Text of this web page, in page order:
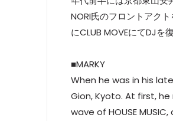
NORI氏のフロントアク
にCLUB MOVEにてDJを復
■MARKY
When he was in his
Gion, Kyoto. At first, he
wave of HOUSE